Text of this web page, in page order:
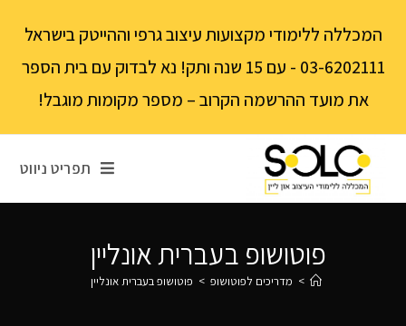
המכללה ללימודי מקצועות עיצוב גרפי וההייטק בישראל
03-6202111 - עם 15 שנה ותק! נא לבדוק עם בית הספר
את מועד ההרשמה הקרוב – מספר מקומות מוגבל!
תפריט ניווט
פוטושופ בעברית אונליין
> מדריכים לפוטושופ > פוטושופ בעברית אונליין